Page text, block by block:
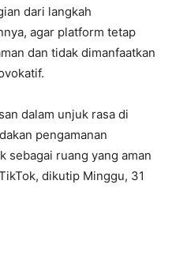
dari langkah
agar platform tetap
dan tidak dimanfaatkan
dalam unjuk rasa di
pengamanan
sebagai ruang yang aman
dikutip Minggu, 31